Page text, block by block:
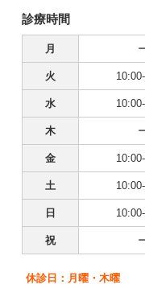
診療時間
月
火
水
木
金
土
日
祝
休診日：月曜・木曜